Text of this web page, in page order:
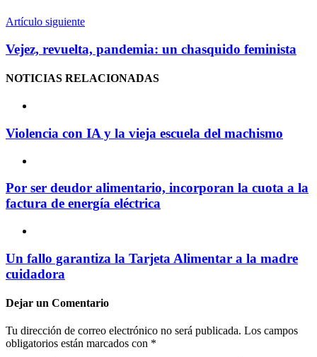
Artículo siguiente
Vejez, revuelta, pandemia: un chasquido feminista
NOTICIAS RELACIONADAS
Violencia con IA y la vieja escuela del machismo
Por ser deudor alimentario, incorporan la cuota a la
factura de energía eléctrica
Un fallo garantiza la Tarjeta Alimentar a la madre
cuidadora
Dejar un Comentario
Tu dirección de correo electrónico no será publicada. Los campos
obligatorios están marcados con *